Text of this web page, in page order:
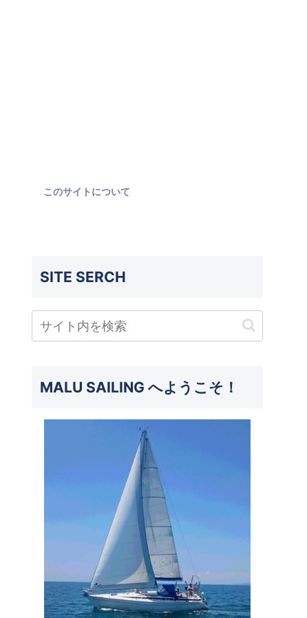
このサイトについて
SITE SERCH
MALU SAILING へようこそ！